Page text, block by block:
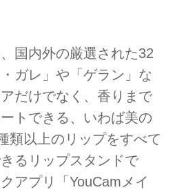
国内外の厳選された32
ガレ」や「ゲラン」な
だけでなく、香りまで
トできる、いわば美の
類以上のリップをすべて
るリップスタンドで
アプリ「YouCamメイ